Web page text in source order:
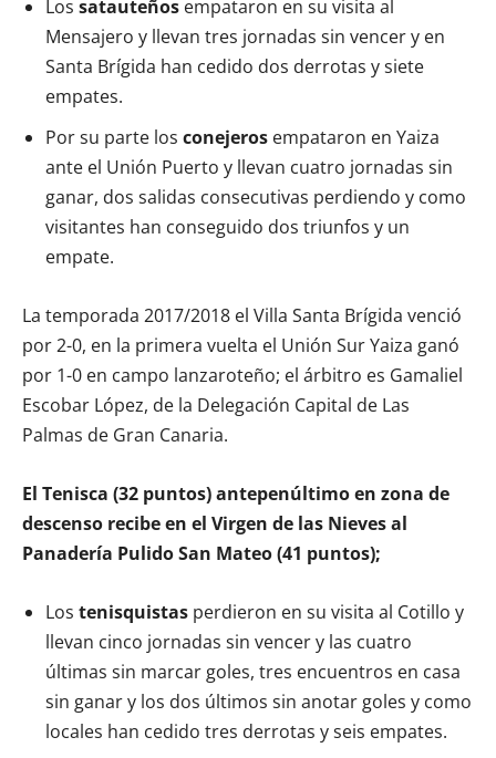
Los satauteños empataron en su visita al
Mensajero y llevan tres jornadas sin vencer y en
Santa Brígida han cedido dos derrotas y siete
empates.
Por su parte los conejeros empataron en Yaiza
ante el Unión Puerto y llevan cuatro jornadas sin
ganar, dos salidas consecutivas perdiendo y como
visitantes han conseguido dos triunfos y un
empate.
La temporada 2017/2018 el Villa Santa Brígida venció
por 2-0, en la primera vuelta el Unión Sur Yaiza ganó
por 1-0 en campo lanzaroteño; el árbitro es Gamaliel
Escobar López, de la Delegación Capital de Las
Palmas de Gran Canaria.
El Tenisca (32 puntos) antepenúltimo en zona de
descenso recibe en el Virgen de las Nieves al
Panadería Pulido San Mateo (41 puntos);
Los tenisquistas perdieron en su visita al Cotillo y
llevan cinco jornadas sin vencer y las cuatro
últimas sin marcar goles, tres encuentros en casa
sin ganar y los dos últimos sin anotar goles y como
locales han cedido tres derrotas y seis empates.